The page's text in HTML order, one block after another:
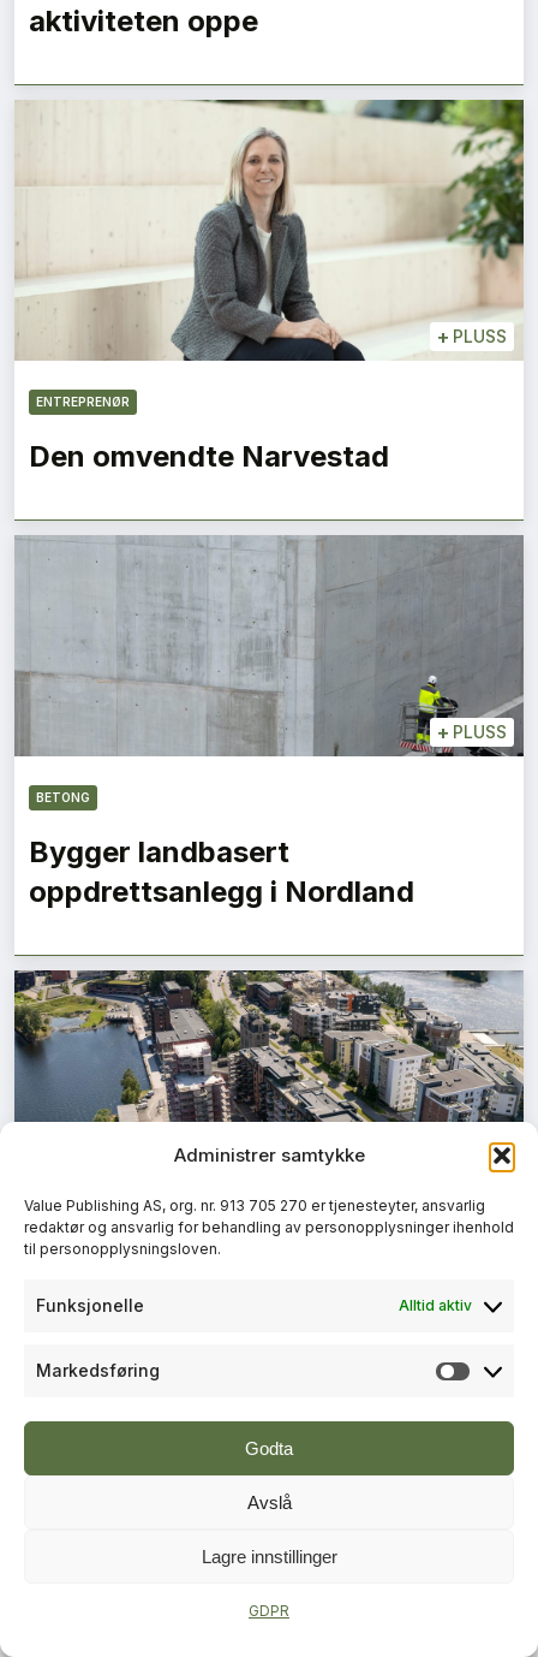
Administrer samtykke
Value Publishing AS, org. nr. 913 705 270 er tjenesteyter, ansvarlig
redaktør og ansvarlig for behandling av personopplysninger ihenhold
til personopplysningsloven.
Funksjonelle Alltid aktiv
Markedsføring
Godta
Avslå
Lagre innstillinger
GDPR
aktiviteten oppe
+ PLUSS
ENTREPRENØR
Den omvendte Narvestad
+ PLUSS
BETONG
Bygger landbasert
oppdrettsanlegg i Nordland
PLUSS
BYUTVIKLING
Porsgrunn i Norges beste bygrep